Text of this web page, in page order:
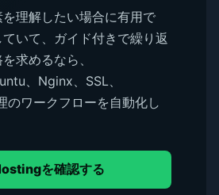
理解したい場合に有用で
いて、ガイド付きで繰り返
求めるなら、
、Nginx、SSL、
のワークフローを自動化し
を確認する